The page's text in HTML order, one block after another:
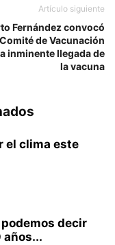
Artículo siguiente
Fernández convocó
de Vacunación
inminente llegada de
la vacuna
el clima este
podemos decir
años...